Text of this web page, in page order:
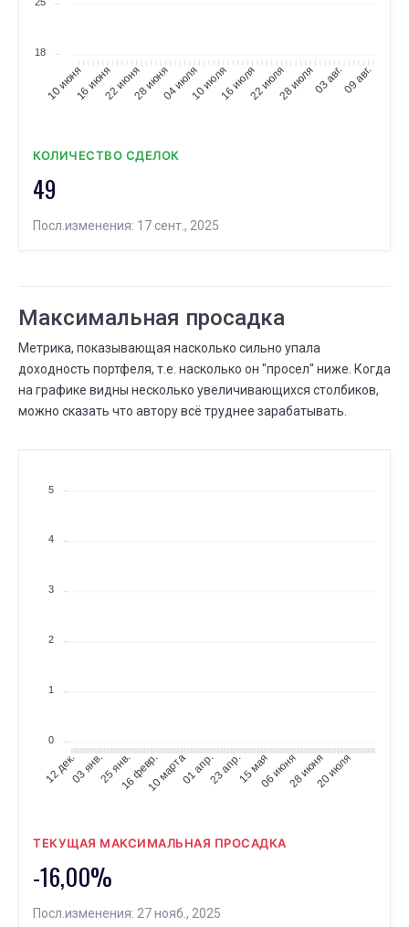
18
10 июня16 июня22 июня28 июня04 июля10 июля16 июля22 июля28 июля03 авг.09 авг.
КОЛИЧЕСТВО СДЕЛОК
49
Посл.изменения: 17 сент., 2025
Максимальная просадка
Метрика, показывающая насколько сильно упала
доходность портфеля, т.е. насколько он "просел" ниже. Когда
на графике видны несколько увеличивающихся столбиков,
можно сказать что автору всё труднее зарабатывать.
5
4
3
2
1
0
12 дек.03 янв.25 янв.16 февр.10 марта01 апр.23 апр.15 мая06 июня28 июня20 июля
ТЕКУЩАЯ МАКСИМАЛЬНАЯ ПРОСАДКА
-16,00%
Посл.изменения: 27 нояб., 2025